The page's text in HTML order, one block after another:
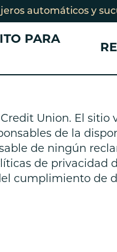
automáticos y
CRÉDITO
Préstamo en
Tarjetas de
Préstamo para
PARA
PRÉSTAMOS
Préstamos para
negocios
Tarjeta de
Union. El sitio
de la
de ningún
de privacidad
cumplimiento de